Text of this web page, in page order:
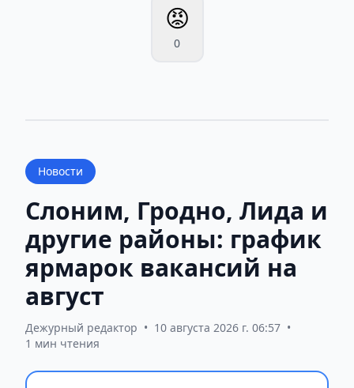
😡
0
Новости
Слоним, Гродно, Лида и
другие районы: график
ярмарок вакансий на
август
Дежурный редактор • 10 августа 2026 г. 06:57 •
1 мин чтения